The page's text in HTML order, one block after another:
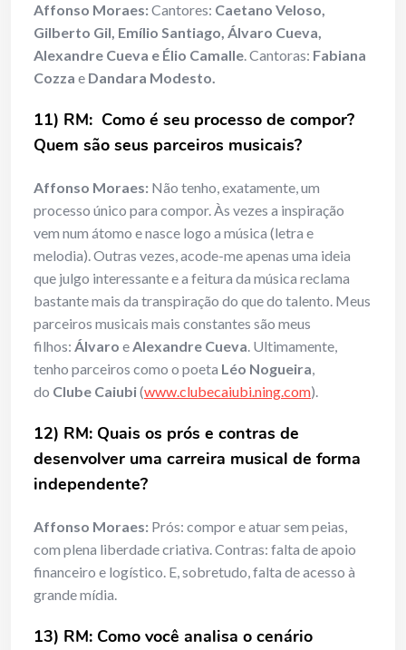
Affonso Moraes:Cantores: Caetano Veloso,
Gilberto Gil, Emílio Santiago, Álvaro Cueva,
Alexandre Cueva e Élio Camalle. Cantoras: Fabiana
Cozza e Dandara Modesto.
11) RM: Como é seu processo de compor?
Quem são seus parceiros musicais?
Affonso Moraes: Não tenho, exatamente, um
processo único para compor. Às vezes a inspiração
vem num átomo e nasce logo a música (letra e
melodia). Outras vezes, acode-me apenas uma ideia
que julgo interessante e a feitura da música reclama
bastante mais da transpiração do que do talento. Meus
parceiros musicais mais constantes são meus
filhos: Álvaro eAlexandre Cueva. Ultimamente,
tenho parceiros como o poeta Léo Nogueira,
do Clube Caiubi(www.clubecaiubi.ning.com).
12) RM: Quais os prós e contras de
desenvolver uma carreira musical de forma
independente?
Affonso Moraes: Prós: compor e atuar sem peias,
com plena liberdade criativa. Contras: falta de apoio
financeiro e logístico. E, sobretudo, falta de acesso à
grande mídia.
13) RM: Como você analisa o cenário